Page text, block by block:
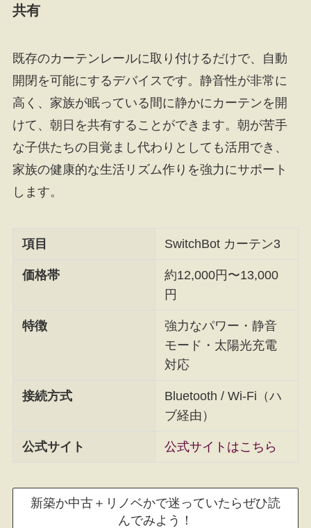
共有
既存のカーテンレールに取り付けるだけで、自動
開閉を可能にするデバイスです。静音性が非常に
高く、家族が眠っている間に静かにカーテンを開
けて、朝日を共有することができます。朝が苦手
な子供たちの目覚まし代わりとしても活用でき、
家族の健康的な生活リズム作りを強力にサポート
します。
項目 SwitchBot カーテン3
価格帯
約12,000円〜13,000
円
特徴
強力なパワー・静音
モード・太陽光充電
対応
接続方式
Bluetooth / Wi-Fi（ハ
ブ経由）
公式サイト 公式サイトはこちら
新築か中古＋リノベかで迷っていたらぜひ読
んでみよう！